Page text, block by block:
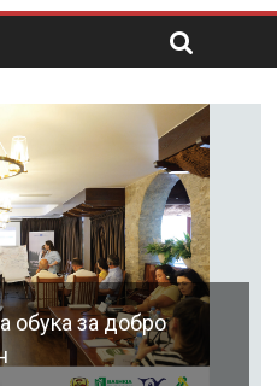
обука за добро